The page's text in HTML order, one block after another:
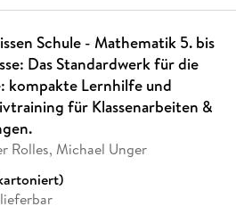
Schule - Mathematik 5. bis
Das Standardwerk für die
kompakte Lernhilfe und
für Klassenarbeiten &
Rolles, Michael Unger